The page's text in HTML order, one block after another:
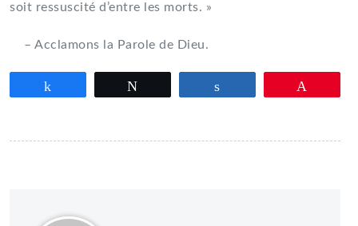
soit ressuscité d’entre les morts. »
– Acclamons la Parole de Dieu.